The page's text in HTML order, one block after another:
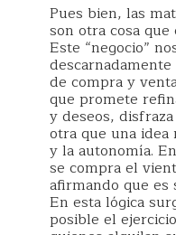
Pues bien, las
son otra cosa
Este “negocio”
de compra y
que promete
y deseos,
otra que una
y la autonomía.
se compra el
afirmando que es
En esta lógica
posible el